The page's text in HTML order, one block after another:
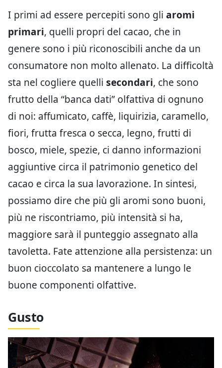
I primi ad essere percepiti sono gli aromi
primari, quelli propri del cacao, che in
genere sono i più riconoscibili anche da un
consumatore non molto allenato. La difficoltà
sta nel cogliere quelli secondari, che sono
frutto della “banca dati” olfattiva di ognuno
di noi: affumicato, caffè, liquirizia, caramello,
fiori, frutta fresca o secca, legno, frutti di
bosco, miele, spezie, ci danno informazioni
aggiuntive circa il patrimonio genetico del
cacao e circa la sua lavorazione. In sintesi,
possiamo dire che più gli aromi sono buoni,
più ne riscontriamo, più intensità si ha,
maggiore sarà il punteggio assegnato alla
tavoletta. Fate attenzione alla persistenza: un
buon cioccolato sa mantenere a lungo le
buone componenti olfattive.
Gusto